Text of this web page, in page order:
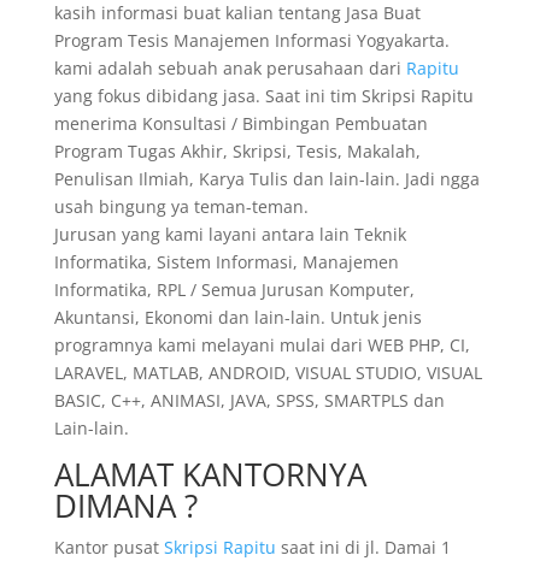
kasih informasi buat kalian tentang Jasa Buat
Program Tesis Manajemen Informasi Yogyakarta.
kami adalah sebuah anak perusahaan dari Rapitu
yang fokus dibidang jasa. Saat ini tim Skripsi Rapitu
menerima Konsultasi / Bimbingan Pembuatan
Program Tugas Akhir, Skripsi, Tesis, Makalah,
Penulisan Ilmiah, Karya Tulis dan lain-lain. Jadi ngga
usah bingung ya teman-teman.
Jurusan yang kami layani antara lain Teknik
Informatika, Sistem Informasi, Manajemen
Informatika, RPL / Semua Jurusan Komputer,
Akuntansi, Ekonomi dan lain-lain. Untuk jenis
programnya kami melayani mulai dari WEB PHP, CI,
LARAVEL, MATLAB, ANDROID, VISUAL STUDIO, VISUAL
BASIC, C++, ANIMASI, JAVA, SPSS, SMARTPLS dan
Lain-lain.
ALAMAT KANTORNYA
DIMANA ?
Kantor pusat Skripsi Rapitu saat ini di jl. Damai 1